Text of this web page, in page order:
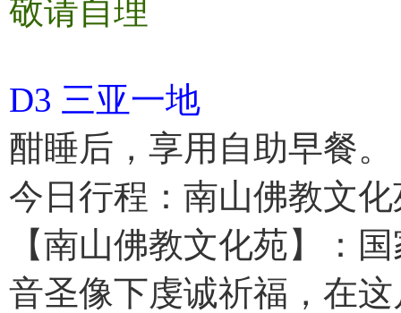
敬请自理
D3 三亚一地
酣睡后，享用自助早餐。
今日行程：南山佛教文
【南山佛教文化苑】：
音圣像下虔诚祈福，在